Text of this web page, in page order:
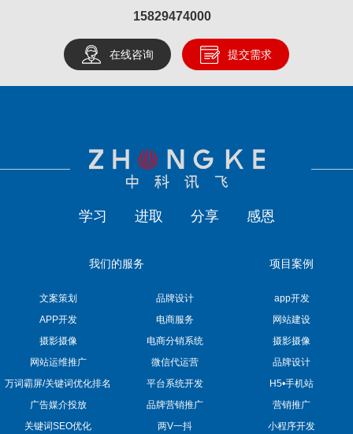
15829474000
在线咨询 提交需求
学习 进取 分享 感恩
我们的服务
文案策划
品牌设计
APP开发
电商服务
摄影摄像
电商分销系统
网站运维推广
微信代运营
万词霸屏/关键词优化排名
平台系统开发
广告媒介投放
品牌营销推广
关键词SEO优化
两V一抖
项目案例
app开发
网站建设
摄影摄像
品牌设计
H5•手机站
营销推广
小程序开发